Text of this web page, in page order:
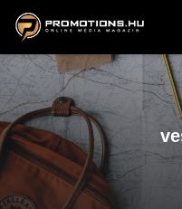
ZENE, FILM & KULT